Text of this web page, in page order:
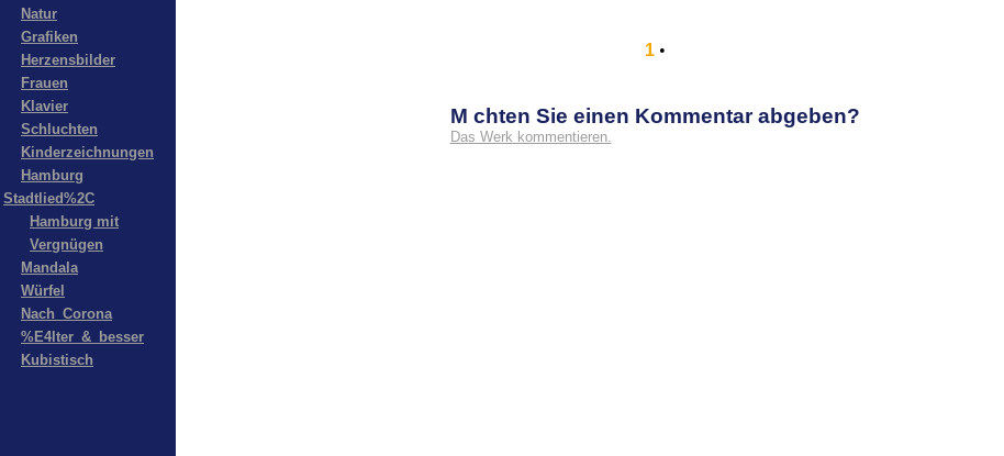
Natur
Grafiken
Herzensbilder
Frauen
Klavier
Schluchten
Kinderzeichnungen
Hamburg
Stadtlied%2C
Hamburg mit
Vergnügen
Mandala
Würfel
Nach_Corona
%E4lter_&_besser
Kubistisch
1•
M chten Sie einen Kommentar abgeben?
Das Werk kommentieren.